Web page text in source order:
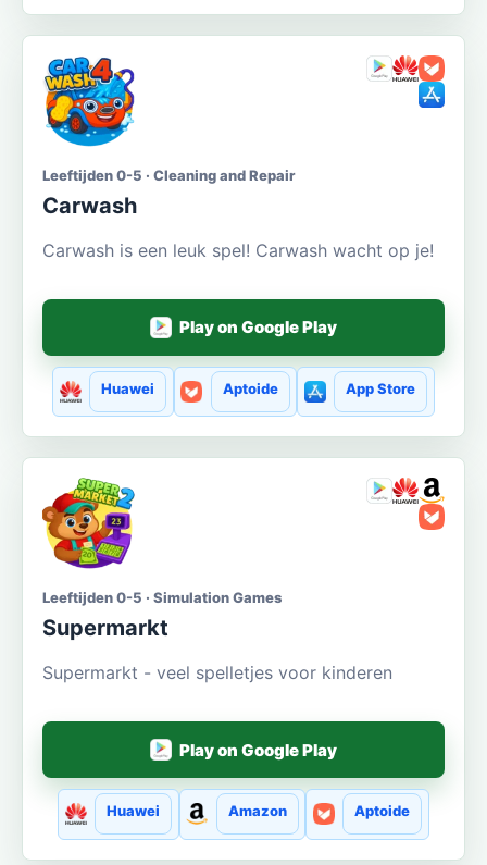
Leeftijden 0-5 · Cleaning and Repair
Carwash
Carwash is een leuk spel! Carwash wacht op je!
Play on Google Play
Huawei Aptoide App Store
Leeftijden 0-5 · Simulation Games
Supermarkt
Supermarkt - veel spelletjes voor kinderen
Play on Google Play
Huawei Amazon Aptoide